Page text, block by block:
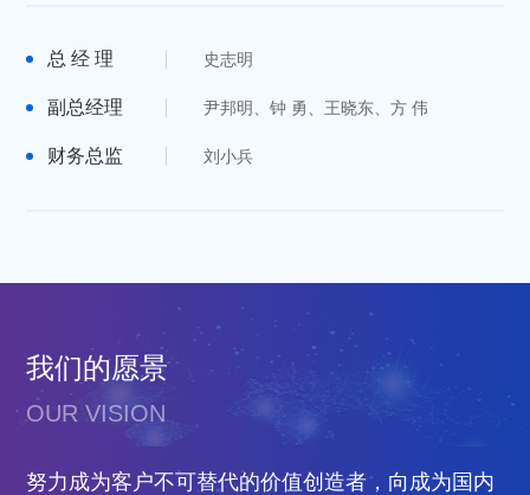
总 经 理 史志明
副总经理 尹邦明、钟 勇、王晓东、方 伟
财务总监 刘小兵
我们的愿景
OUR VISION
努力成为客户不可替代的价值创造者，向成为国内